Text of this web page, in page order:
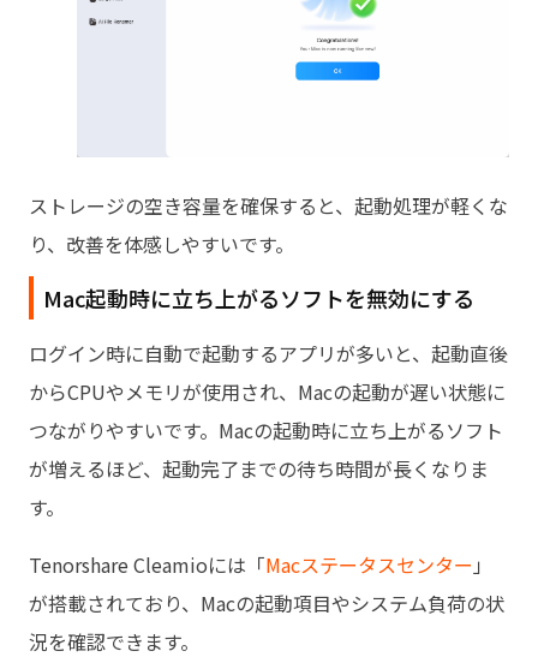
ストレージの空き容量を確保すると、起動処理が軽くな
り、改善を体感しやすいです。
Mac起動時に立ち上がるソフトを無効にする
ログイン時に自動で起動するアプリが多いと、起動直後
からCPUやメモリが使用され、Macの起動が遅い状態に
つながりやすいです。Macの起動時に立ち上がるソフト
が増えるほど、起動完了までの待ち時間が長くなりま
す。
Tenorshare Cleamioには「Macステータスセンター 」
が搭載されており、Macの起動項目やシステム負荷の状
況を確認できます。